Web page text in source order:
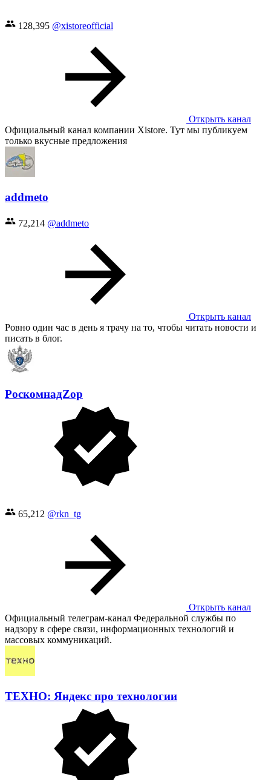
128,395 @xistoreofficial
Открыть канал
Официальный канал компании Xistore. Тут мы публикуем
только вкусные предложения
addmeto
72,214 @addmeto
Открыть канал
Ровно один час в день я трачу на то, чтобы читать новости и
писать в блог.
РоскомнадZор
65,212 @rkn_tg
Открыть канал
Официальный телеграм-канал Федеральной службы по
надзору в сфере связи, информационных технологий и
массовых коммуникаций.
ТЕХНО: Яндекс про технологии